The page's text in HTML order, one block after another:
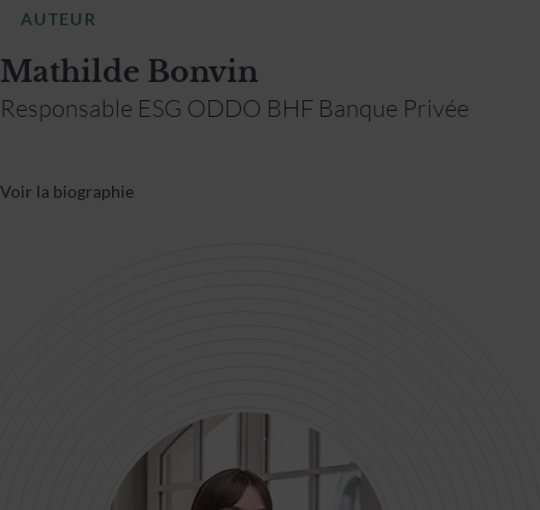
AUTEUR
Mathilde Bonvin
Responsable ESG ODDO BHF Banque Privée
Voir la biographie